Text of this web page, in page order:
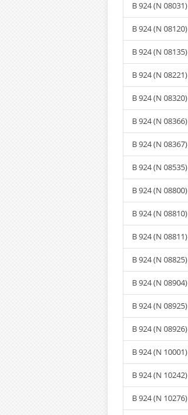
B 924 (N 08031)
B 924 (N 08120)
B 924 (N 08135)
B 924 (N 08221)
B 924 (N 08320)
B 924 (N 08366)
B 924 (N 08367)
B 924 (N 08535)
B 924 (N 08800)
B 924 (N 08810)
B 924 (N 08811)
B 924 (N 08825)
B 924 (N 08904)
B 924 (N 08925)
B 924 (N 08926)
B 924 (N 10001)
B 924 (N 10242)
B 924 (N 10276)